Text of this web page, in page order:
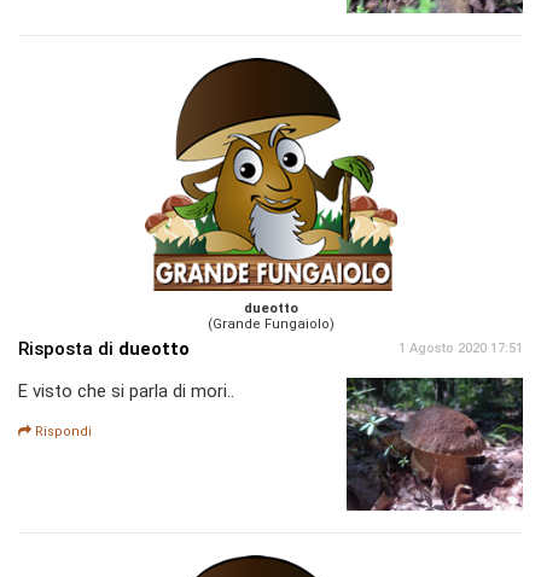
dueotto
(Grande Fungaiolo)
Risposta di dueotto 1 Agosto 2020 17:51
E visto che si parla di mori..
Rispondi